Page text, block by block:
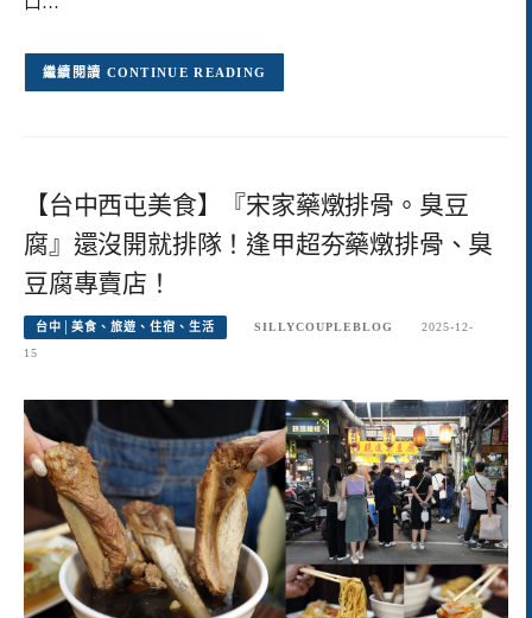
CONTINUE READING
【台中西屯美食】『宋家藥燉排骨。臭豆
腐』還沒開就排隊！逢甲超夯藥燉排骨、臭
豆腐專賣店！
台中│美食、旅遊、住宿、生活 SILLYCOUPLEBLOG
2025-12-
15